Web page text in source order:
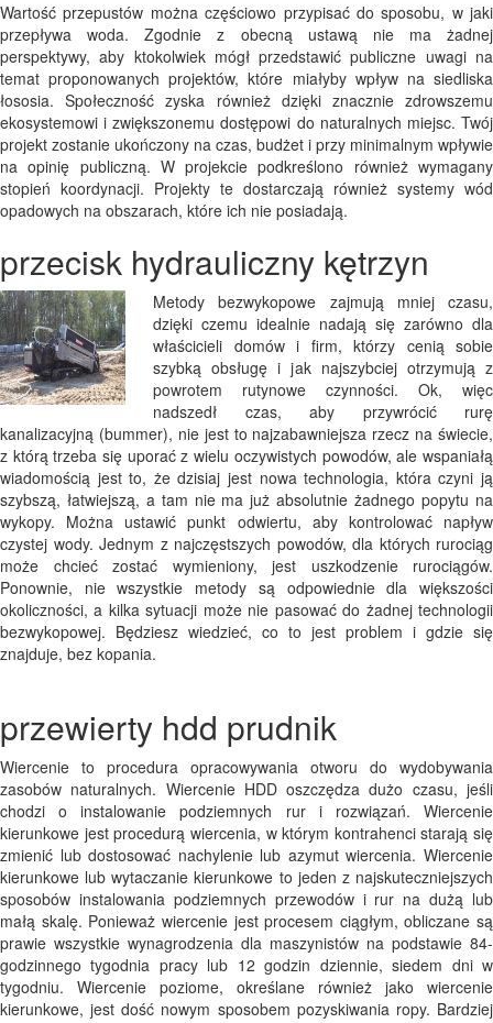
Wartość przepustów można częściowo przypisać do sposobu, w jaki
przepływa woda. Zgodnie z obecną ustawą nie ma żadnej
perspektywy, aby ktokolwiek mógł przedstawić publiczne uwagi na
temat proponowanych projektów, które miałyby wpływ na siedliska
łososia. Społeczność zyska również dzięki znacznie zdrowszemu
ekosystemowi i zwiększonemu dostępowi do naturalnych miejsc. Twój
projekt zostanie ukończony na czas, budżet i przy minimalnym wpływie
na opinię publiczną. W projekcie podkreślono również wymagany
stopień koordynacji. Projekty te dostarczają również systemy wód
opadowych na obszarach, które ich nie posiadają.
przecisk hydrauliczny kętrzyn
Metody bezwykopowe zajmują mniej czasu,
dzięki czemu idealnie nadają się zarówno dla
właścicieli domów i firm, którzy cenią sobie
szybką obsługę i jak najszybciej otrzymują z
powrotem rutynowe czynności. Ok, więc
nadszedł czas, aby przywrócić rurę
kanalizacyjną (bummer), nie jest to najzabawniejsza rzecz na świecie,
z którą trzeba się uporać z wielu oczywistych powodów, ale wspaniałą
wiadomością jest to, że dzisiaj jest nowa technologia, która czyni ją
szybszą, łatwiejszą, a tam nie ma już absolutnie żadnego popytu na
wykopy. Można ustawić punkt odwiertu, aby kontrolować napływ
czystej wody. Jednym z najczęstszych powodów, dla których rurociąg
może chcieć zostać wymieniony, jest uszkodzenie rurociągów.
Ponownie, nie wszystkie metody są odpowiednie dla większości
okoliczności, a kilka sytuacji może nie pasować do żadnej technologii
bezwykopowej. Będziesz wiedzieć, co to jest problem i gdzie się
znajduje, bez kopania.
przewierty hdd prudnik
Wiercenie to procedura opracowywania otworu do wydobywania
zasobów naturalnych. Wiercenie HDD oszczędza dużo czasu, jeśli
chodzi o instalowanie podziemnych rur i rozwiązań. Wiercenie
kierunkowe jest procedurą wiercenia, w którym kontrahenci starają się
zmienić lub dostosować nachylenie lub azymut wiercenia. Wiercenie
kierunkowe lub wytaczanie kierunkowe to jeden z najskuteczniejszych
sposobów instalowania podziemnych przewodów i rur na dużą lub
małą skalę. Ponieważ wiercenie jest procesem ciągłym, obliczane są
prawie wszystkie wynagrodzenia dla maszynistów na podstawie 84-
godzinnego tygodnia pracy lub 12 godzin dziennie, siedem dni w
tygodniu. Wiercenie poziome, określane również jako wiercenie
kierunkowe, jest dość nowym sposobem pozyskiwania ropy. Bardziej